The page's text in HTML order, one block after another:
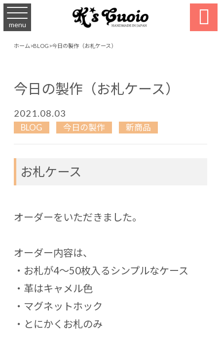
menu 
ホーム>BLOG>今日の製作（お札ケース）
今日の製作（お札ケース）
2021.08.03
BLOG 今日の製作 新商品
お札ケース
オーダーをいただきました。
オーダー内容は、
・お札が4〜50枚入るシンプルなケース
・革はキャメル色
・マグネットホック
・とにかくお札のみ